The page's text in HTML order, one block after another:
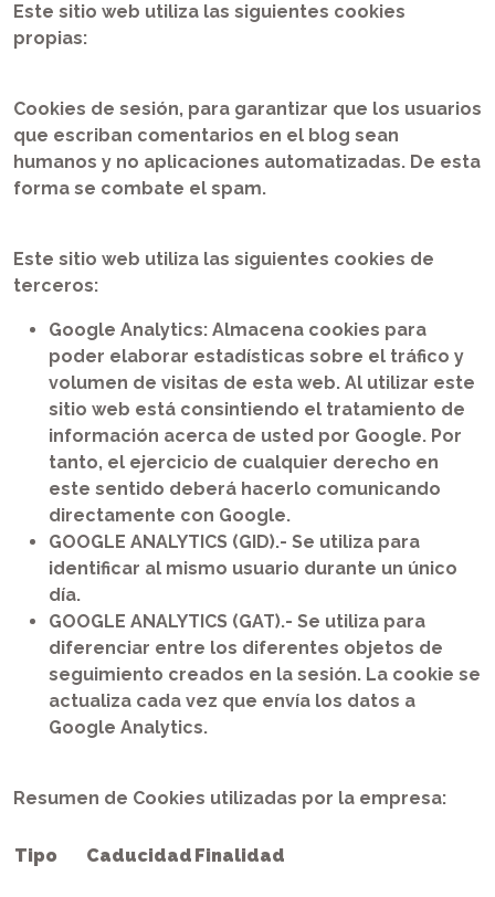
Este sitio web utiliza las siguientes cookies
propias:
Cookies de sesión, para garantizar que los usuarios
que escriban comentarios en el blog sean
humanos y no aplicaciones automatizadas. De esta
forma se combate el spam.
Este sitio web utiliza las siguientes cookies de
terceros:
Google Analytics: Almacena cookies para
poder elaborar estadísticas sobre el tráfico y
volumen de visitas de esta web. Al utilizar este
sitio web está consintiendo el tratamiento de
información acerca de usted por Google. Por
tanto, el ejercicio de cualquier derecho en
este sentido deberá hacerlo comunicando
directamente con Google.
GOOGLE ANALYTICS (GID).- Se utiliza para
identificar al mismo usuario durante un único
día.
GOOGLE ANALYTICS (GAT).- Se utiliza para
diferenciar entre los diferentes objetos de
seguimiento creados en la sesión. La cookie se
actualiza cada vez que envía los datos a
Google Analytics.
Resumen de Cookies utilizadas por la empresa:
Tipo Caducidad Finalidad